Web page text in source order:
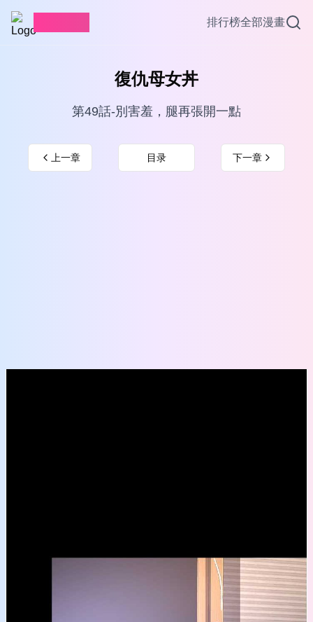
排行榜全部漫畫
復仇母女丼
第49話-別害羞，腿再張開一點
上一章 目录 下一章